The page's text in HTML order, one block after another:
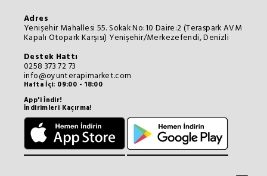
Adres
Yenişehir Mahallesi 55. Sokak No:10 Daire:2 (Teraspark AVM
Kapalı Otopark Karşısı) Yenişehir/Merkezefendi, Denizli
Destek Hattı
0258 373 72 73
info@oyunterapimarket.com
Hafta İçi: 09:00 - 18:00
App'i İndir!
İndirimleri Kaçırma!